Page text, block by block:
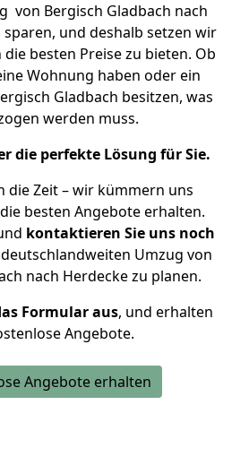
von Bergisch Gladbach nach
sparen, und deshalb setzen wir
besten Preise zu bieten. Ob
Wohnung haben oder ein
Gladbach besitzen, was
werden muss.
die perfekte Lösung für Sie.
die Zeit – wir kümmern uns
besten Angebote erhalten.
kontaktieren Sie uns noch
Umzug von
nach Herdecke zu planen.
Formular aus, und erhalten
Angebote.
Angebote erhalten